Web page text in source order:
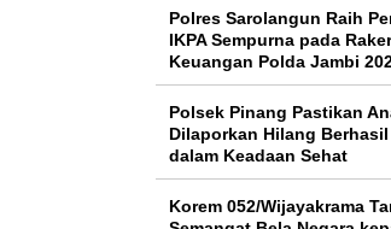
Polres Sarolangun Raih
IKPA Sempurna pada
Keuangan Polda Jambi
Polsek Pinang Pastikan
Dilaporkan Hilang
dalam Keadaan Sehat
Korem 052/Wijayakrama